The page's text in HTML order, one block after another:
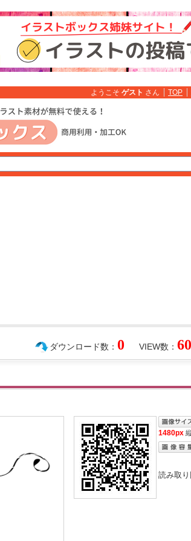
ようこそ ゲスト さん TOP
VIEW数： 60
ダウンロード数： 0
1480px
読み取り